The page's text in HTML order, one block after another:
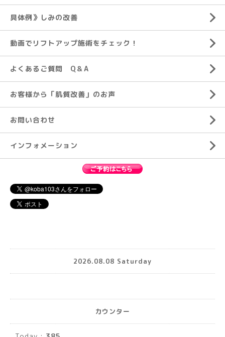
具体例》しみの改善
動画でリフトアップ施術をチェック！
よくあるご質問 Q＆A
お客様から「肌質改善」のお声
お問い合わせ
インフォメーション
2026.08.08 Saturday
カウンター